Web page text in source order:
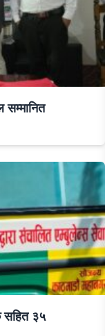
सहित ३५